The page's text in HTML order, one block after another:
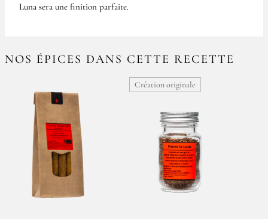
Luna sera une finition parfaite.
NOS ÉPICES DANS CETTE RECETTE
Création originale